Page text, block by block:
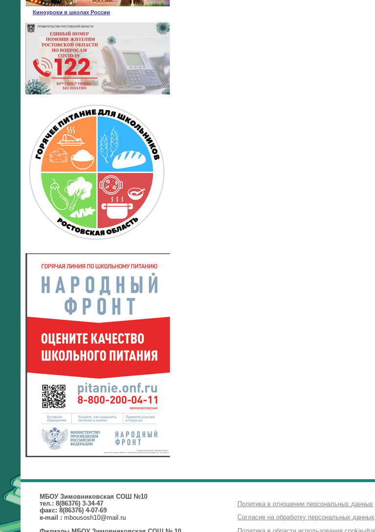
Киноуроки в школах России
МБОУ Зимовниковская СОШ №10
тел.: 8(86376) 3-34-47
факс: 8(86376) 4-07-69
e-mail : mbousosh10@mail.ru
Политика в отношении персональных данных
Согласие на обработку персональных данных